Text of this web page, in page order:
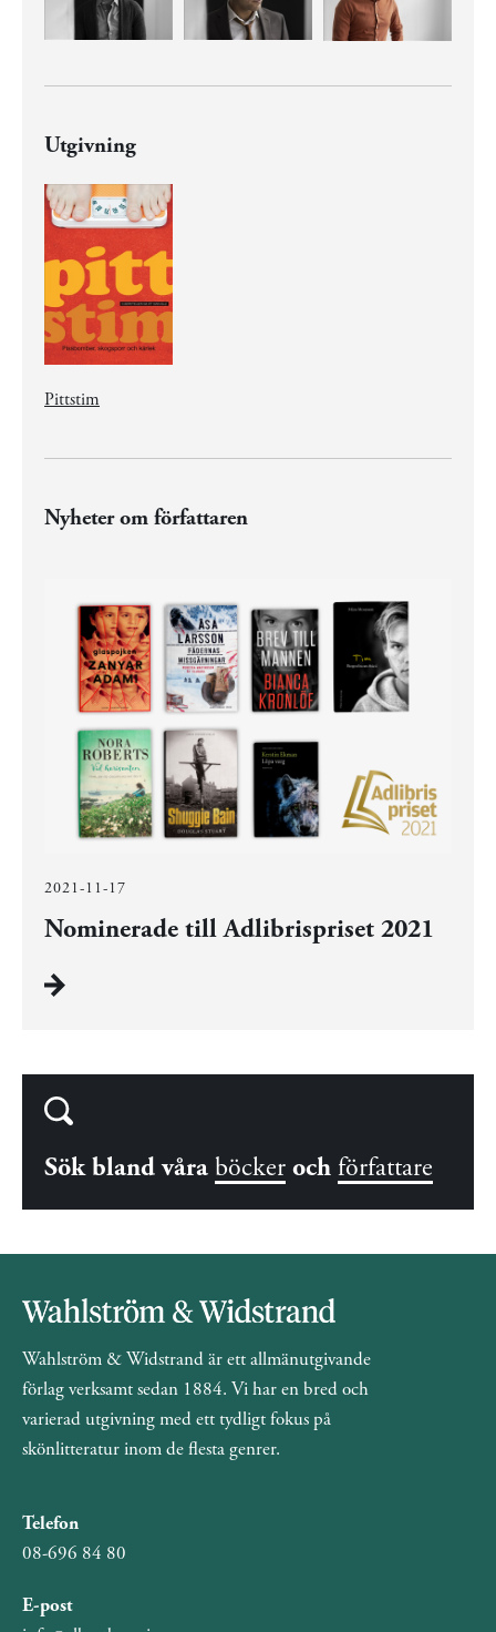
Utgivning
Pittstim
Nyheter om författaren
2021-11-17
Nominerade till Adlibrispriset 2021
Sök bland våra böcker och författare
Wahlström & Widstrand är ett allmänutgivande
förlag verksamt sedan 1884. Vi har en bred och
varierad utgivning med ett tydligt fokus på
skönlitteratur inom de flesta genrer.
Telefon
08-696 84 80
E-post